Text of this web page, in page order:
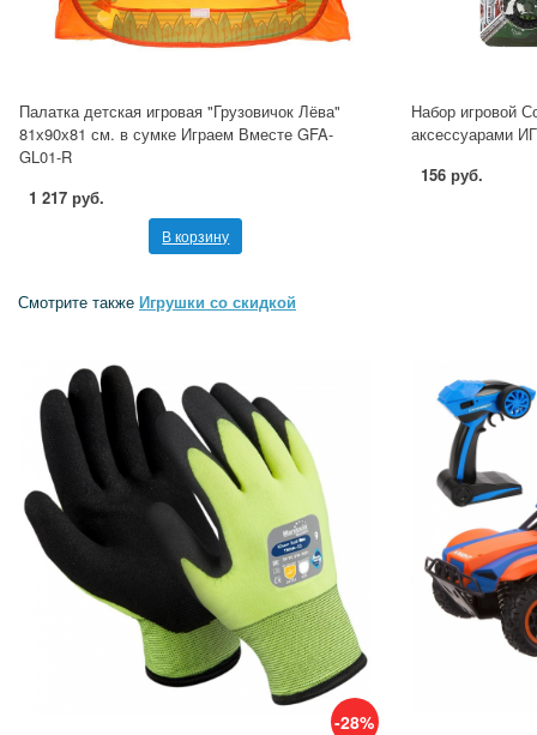
Палатка детская игровая "Грузовичок Лёва"
81х90х81 см. в сумке Играем Вместе GFA-
GL01-R
1 217 руб.
В корзину
Набор игровой
аксессуарами
156 руб.
Смотрите также Игрушки со скидкой
-28%